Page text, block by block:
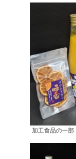
加工食品の一部